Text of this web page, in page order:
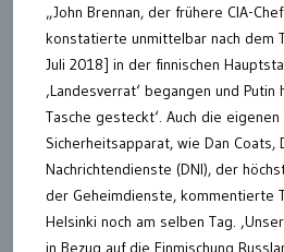
„John Brennan, der frühere CIA-
konstatierte unmittelbar nach dem
Juli 2018] in der finnischen
‚Landesverrat‘ begangen und Putin
Tasche gesteckt‘. Auch die
Sicherheitsapparat, wie Dan
Nachrichtendienste (DNI), der
der Geheimdienste, kommentierte
Helsinki noch am selben Tag.
in Bezug auf die Einmischung